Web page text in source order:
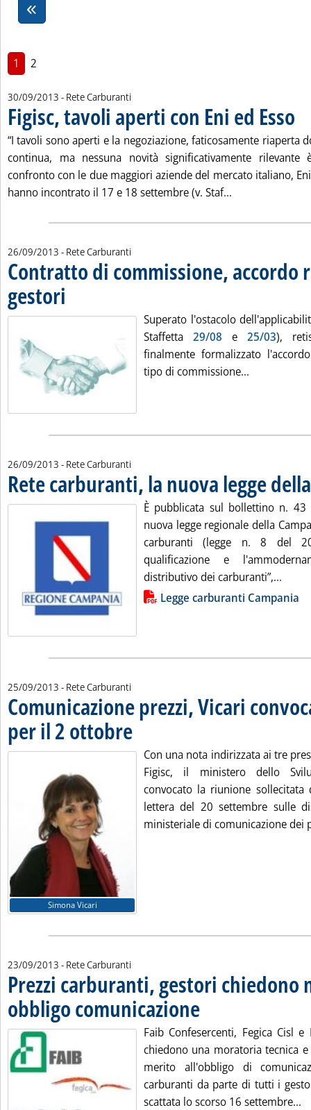
1 2
30/09/2013 - Rete Carburanti
Figisc, tavoli aperti con Eni ed Esso
“I tavoli sono aperti e la negoziazione, faticosamente riaperta
continua, ma nessuna novità significativamente rilevante
confronto con le due maggiori aziende del mercato italiano,
hanno incontrato il 17 e 18 settembre (v. Staf...
26/09/2013 - Rete Carburanti
Contratto di commissione, accordo
gestori
Superato l'ostacolo
Staffetta 29/08 e 25/03),
finalmente formalizzato
tipo di commissione...
26/09/2013 - Rete Carburanti
Rete carburanti, la nuova legge
È pubblicata sul bollettino n.
nuova legge regionale della
carburanti (legge n. 8 del
qualificazione e
distributivo dei carburanti”,...
Lista allegati PDF alla notiziaLegge carburanti Campania
25/09/2013 - Rete Carburanti
Comunicazione prezzi, Vicari
per il 2 ottobre . Pubblicata mercoledì 25 settembre 2013 alle 11.33.
Simona Vicari
Con una nota indirizzata ai tre
Figisc, il ministero dello
convocato la riunione sollecitata
lettera del 20 settembre sulle
ministeriale di comunicazione dei
23/09/2013 - Rete Carburanti
Prezzi carburanti, gestori chiedono
obbligo comunicazione
Faib Confesercenti, Fegica Cisl e
chiedono una moratoria tecnica
merito all'obbligo di
carburanti da parte di tutti i
scattata lo scorso 16 settembre...